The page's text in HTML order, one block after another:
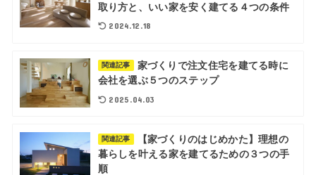
取り方と、いい家を安く建てる４つの条件
2024.12.18
関連記事
家づくりで注文住宅を建てる時に
会社を選ぶ５つのステップ
2025.04.03
関連記事
【家づくりのはじめかた】理想の
暮らしを叶える家を建てるための３つの手
順